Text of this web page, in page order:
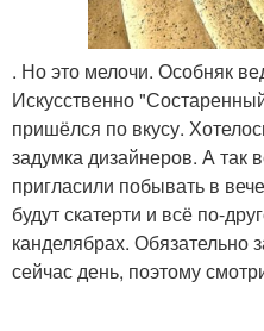
. Но это мелочи. Особняк
Искусственно
пришёлся по вкусу.
задумка дизайнеров. А так
пригласили побывать в
будут скатерти и всё по-
канделябрах. Обязательно
сейчас день, поэтому